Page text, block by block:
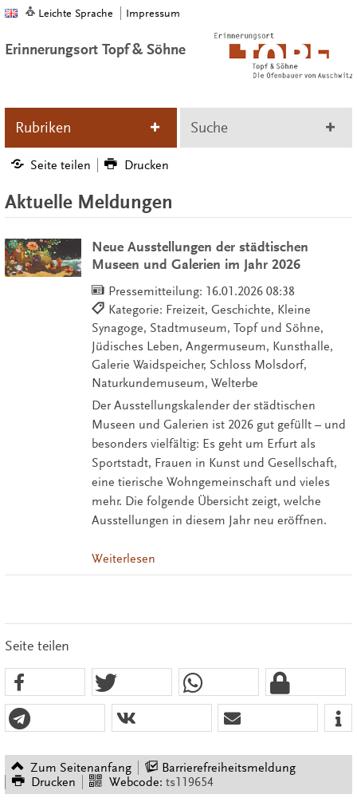
Leichte Sprache Impressum
Erinnerungsort Topf & Söhne
Rubriken Suche
Seite teilen Drucken
Aktuelle Meldungen
Neue Ausstellungen der städtischen
Museen und Galerien im Jahr 2026
Pressemitteilung: 16.01.2026 08:38
Kategorie: Freizeit, Geschichte, Kleine
Synagoge, Stadtmuseum, Topf und Söhne,
Jüdisches Leben, Angermuseum, Kunsthalle,
Galerie Waidspeicher, Schloss Molsdorf,
Naturkundemuseum, Welterbe
Der Ausstellungskalender der städtischen
Museen und Galerien ist 2026 gut gefüllt – und
besonders vielfältig: Es geht um Erfurt als
Sportstadt, Frauen in Kunst und Gesellschaft,
eine tierische Wohngemeinschaft und vieles
mehr. Die folgende Übersicht zeigt, welche
Ausstellungen in diesem Jahr neu eröffnen.
Weiterlesen
Seite teilen
Zum Seitenanfang
Barrierefreiheitsmeldung
Drucken
Webcode: ts119654